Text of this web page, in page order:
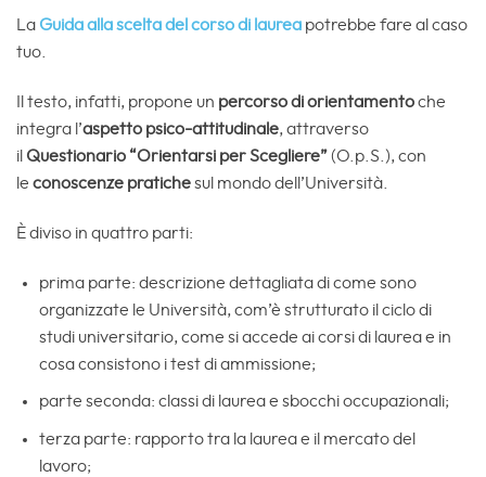
La Guida alla scelta del corso di laurea potrebbe fare al caso
tuo.
Il testo, infatti, propone un percorso di orientamentoche
integra l’aspetto psico-attitudinale, attraverso
il Questionario “Orientarsi per Scegliere”(O.p.S.), con
le conoscenze pratichesul mondo dell’Università.
È diviso in quattro parti:
prima parte: descrizione dettagliata di come sono
organizzate le Università, com’è strutturato il ciclo di
studi universitario, come si accede ai corsi di laurea e in
cosa consistono i test di ammissione;
parte seconda: classi di laurea e sbocchi occupazionali;
terza parte: rapporto tra la laurea e il mercato del
lavoro;